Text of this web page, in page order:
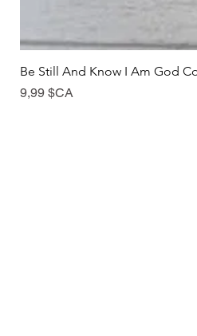
Be Still And Know I Am God
Prix
9,99 $CA